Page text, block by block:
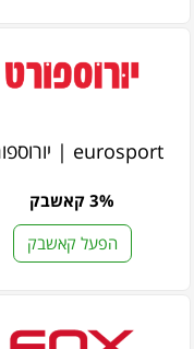
eurosport | יורוספורט
3% קאשבק
הפעל קאשבק